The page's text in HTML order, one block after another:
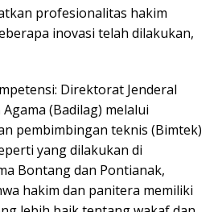
profesionalitas hakim
inovasi telah dilakukan,
Direktorat Jenderal
(Badilag) melalui
pembimbingan teknis (Bimtek)
yang dilakukan di
Bontang dan Pontianak,
hakim dan panitera memiliki